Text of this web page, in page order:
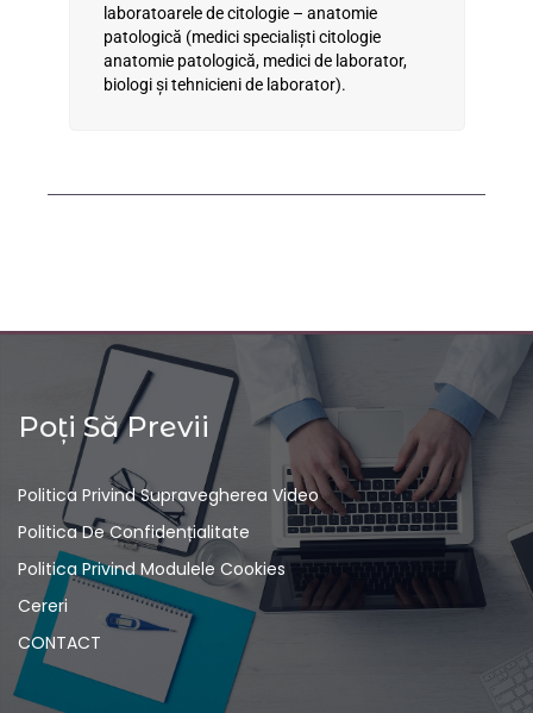
laboratoarele de citologie – anatomie
patologică (medici specialişti citologie
anatomie patologică, medici de laborator,
biologi şi tehnicieni de laborator).
Poți Să Previi
Politica Privind Supravegherea Video
Politica De Confidențialitate
Politica Privind Modulele Cookies
Cereri
CONTACT